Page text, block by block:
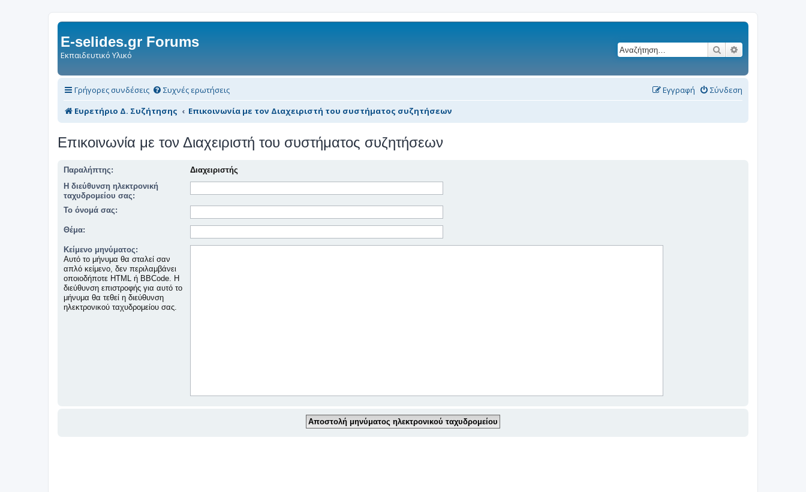
E-selides.gr Forums
Εκπαιδευτικό Υλικό
Αναζήτηση
Γρήγορες συνδέσεις Συχνές ερωτήσεις Σύνδεση
Εγγραφή
Ευρετήριο Δ. Συζήτησης
Επικοινωνία με τον Διαχειριστή του συστήματος συζητήσεων
Επικοινωνία με τον Διαχειριστή του συστήματος συζητήσεων
Παραλήπτης:
Διαχειριστής
Η διεύθυνση ηλεκτρονική
ταχυδρομείου σας:
Το όνομά σας:
Θέμα:
Κείμενο μηνύματος:
Αυτό το μήνυμα θα σταλεί σαν
απλό κείμενο, δεν περιλαμβάνει
οποιοδήποτε HTML ή BBCode. Η
διεύθυνση επιστροφής για αυτό το
μήνυμα θα τεθεί η διεύθυνση
ηλεκτρονικού ταχυδρομείου σας.